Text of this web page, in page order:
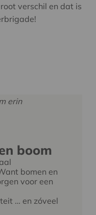
verschil en dat is
boom
bomen en
voor een
… en zóveel